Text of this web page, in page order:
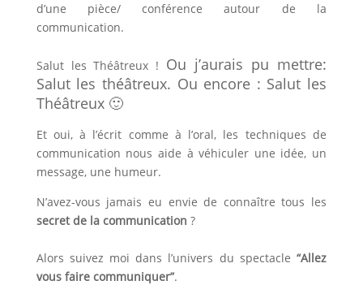
d’une pièce/ conférence autour de la
communication.
Salut les Théâtreux ! Ou j’aurais pu mettre:
Salut les théâtreux. Ou encore : Salut les
Théâtreux 🙂
Et oui, à l’écrit comme à l’oral, les techniques de
communication nous aide à véhiculer une idée, un
message, une humeur.
N’avez-vous jamais eu envie de connaître tous les
secret de la communication ?
Alors suivez moi dans l’univers du spectacle “Allez
vous faire communiquer”.